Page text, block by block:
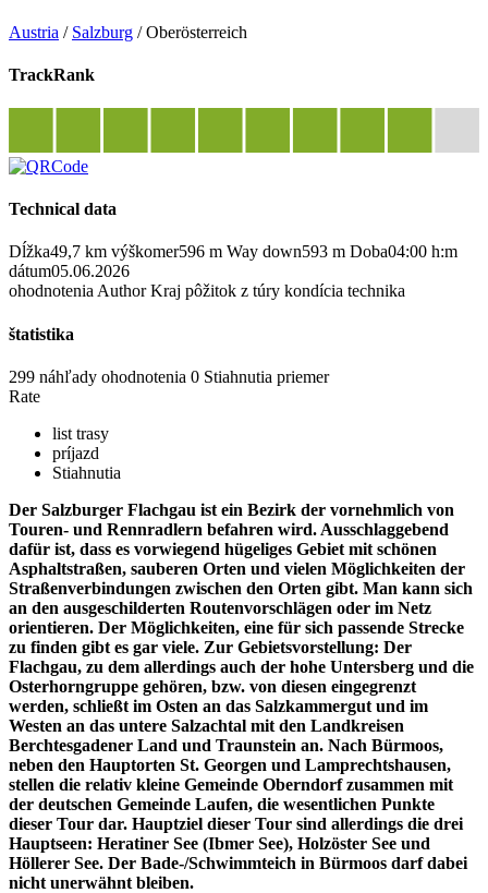
Austria / Salzburg /Oberösterreich
TrackRank
Technical data
Dĺžka49,7 km výškomer596 m Way down593 m Doba04:00 h:m
dátum05.06.2026
ohodnotenia Author Kraj pôžitok z túry kondícia technika
štatistika
299 náhľady ohodnotenia 0 Stiahnutia priemer
Rate
list trasy
príjazd
Stiahnutia
Der Salzburger Flachgau ist ein Bezirk der vornehmlich von
Touren- und Rennradlern befahren wird. Ausschlaggebend
dafür ist, dass es vorwiegend hügeliges Gebiet mit schönen
Asphaltstraßen, sauberen Orten und vielen Möglichkeiten der
Straßenverbindungen zwischen den Orten gibt. Man kann sich
an den ausgeschilderten Routenvorschlägen oder im Netz
orientieren. Der Möglichkeiten, eine für sich passende Strecke
zu finden gibt es gar viele. Zur Gebietsvorstellung: Der
Flachgau, zu dem allerdings auch der hohe Untersberg und die
Osterhorngruppe gehören, bzw. von diesen eingegrenzt
werden, schließt im Osten an das Salzkammergut und im
Westen an das untere Salzachtal mit den Landkreisen
Berchtesgadener Land und Traunstein an. Nach Bürmoos,
neben den Hauptorten St. Georgen und Lamprechtshausen,
stellen die relativ kleine Gemeinde Oberndorf zusammen mit
der deutschen Gemeinde Laufen, die wesentlichen Punkte
dieser Tour dar. Hauptziel dieser Tour sind allerdings die drei
Hauptseen: Heratiner See (Ibmer See), Holzöster See und
Höllerer See. Der Bade-/Schwimmteich in Bürmoos darf dabei
nicht unerwähnt bleiben.